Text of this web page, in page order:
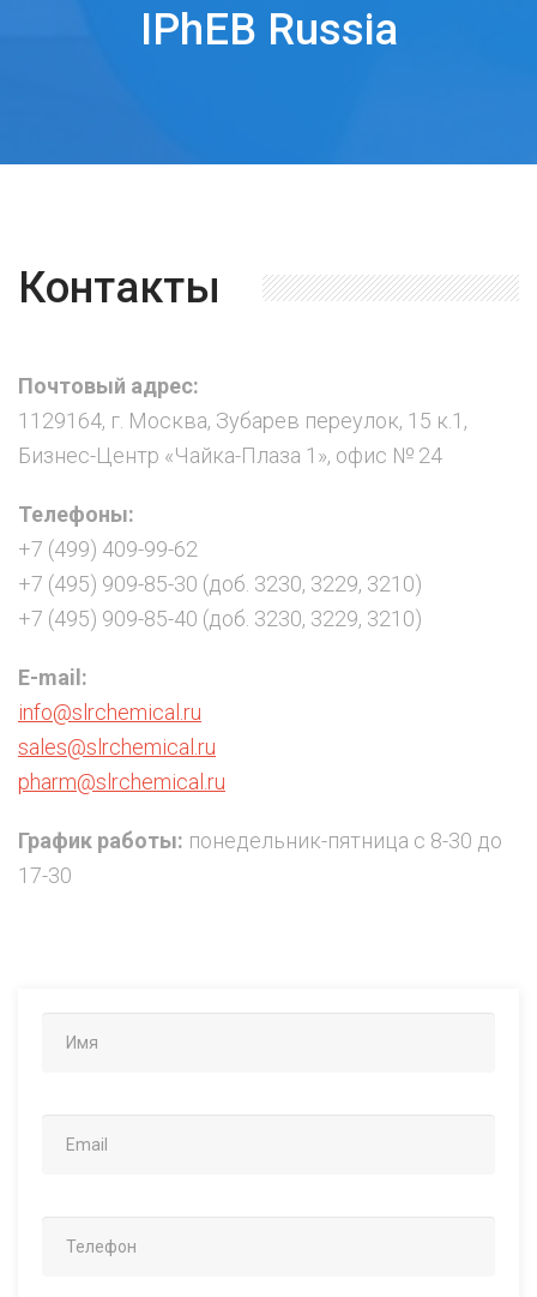
IPhEB Russia
Контакты
Почтовый адрес:
1129164, г. Москва, Зубарев переулок, 15 к.1,
Бизнес-Центр «Чайка-Плаза 1», офис № 24
Телефоны:
+7 (499) 409-99-62
+7 (495) 909-85-30 (доб. 3230, 3229, 3210)
+7 (495) 909-85-40 (доб. 3230, 3229, 3210)
E-mail:
info@slrchemical.ru
sales@slrchemical.ru
pharm@slrchemical.ru
График работы: понедельник-пятница с 8-30 до
17-30